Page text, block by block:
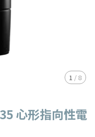
1 / 8
心形指向性電